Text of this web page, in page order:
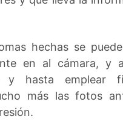
hechas se
en al cámara, y
y hasta emplear
más las fotos